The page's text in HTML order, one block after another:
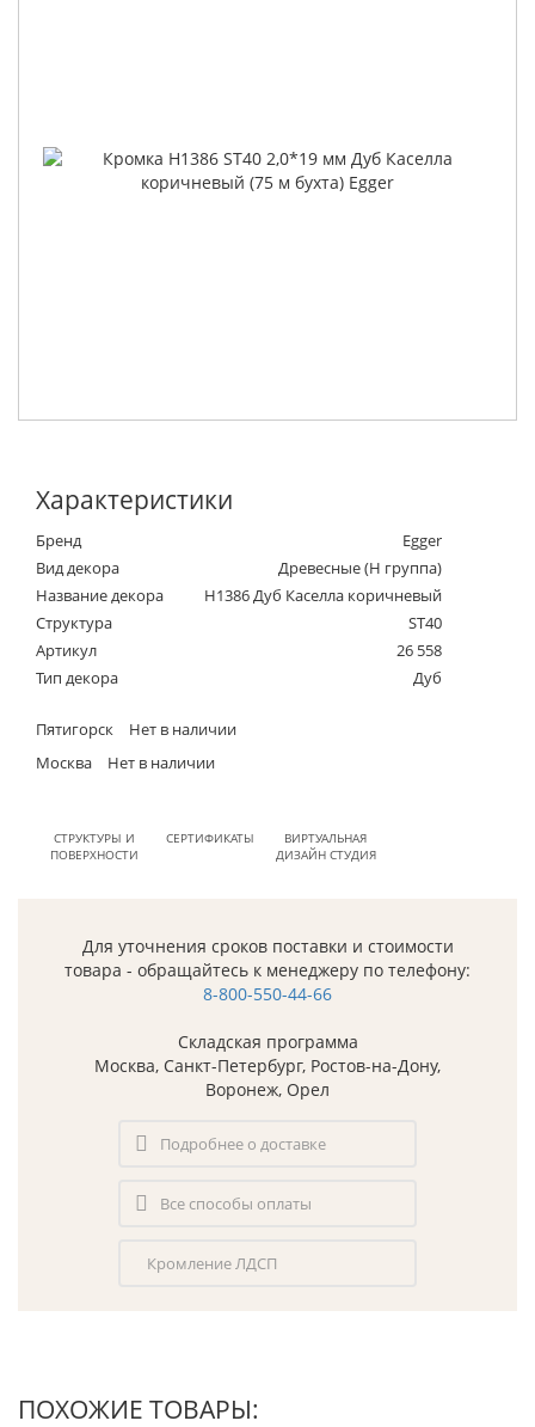
Характеристики
Бренд
Egger
Вид декора
Древесные (Н группа)
Название декора
H1386 Дуб Каселла коричневый
Структура
ST40
Артикул
26 558
Тип декора
Дуб
Пятигорск
Нет в наличии
Москва
Нет в наличии
СТРУКТУРЫ И
ПОВЕРХНОСТИ
СЕРТИФИКАТЫ
ВИРТУАЛЬНАЯ
ДИЗАЙН СТУДИЯ
Для уточнения сроков поставки и стоимости
товара - обращайтесь к менеджеру по телефону:
8-800-550-44-66
Складская программа
Москва, Санкт-Петербург, Ростов-на-Дону,
Воронеж, Орел
Подробнее о доставке
Все способы оплаты
Кромление ЛДСП
ПОХОЖИЕ ТОВАРЫ: